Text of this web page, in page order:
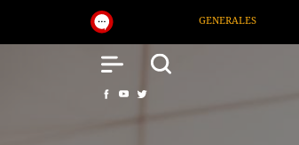
DESTACADOS